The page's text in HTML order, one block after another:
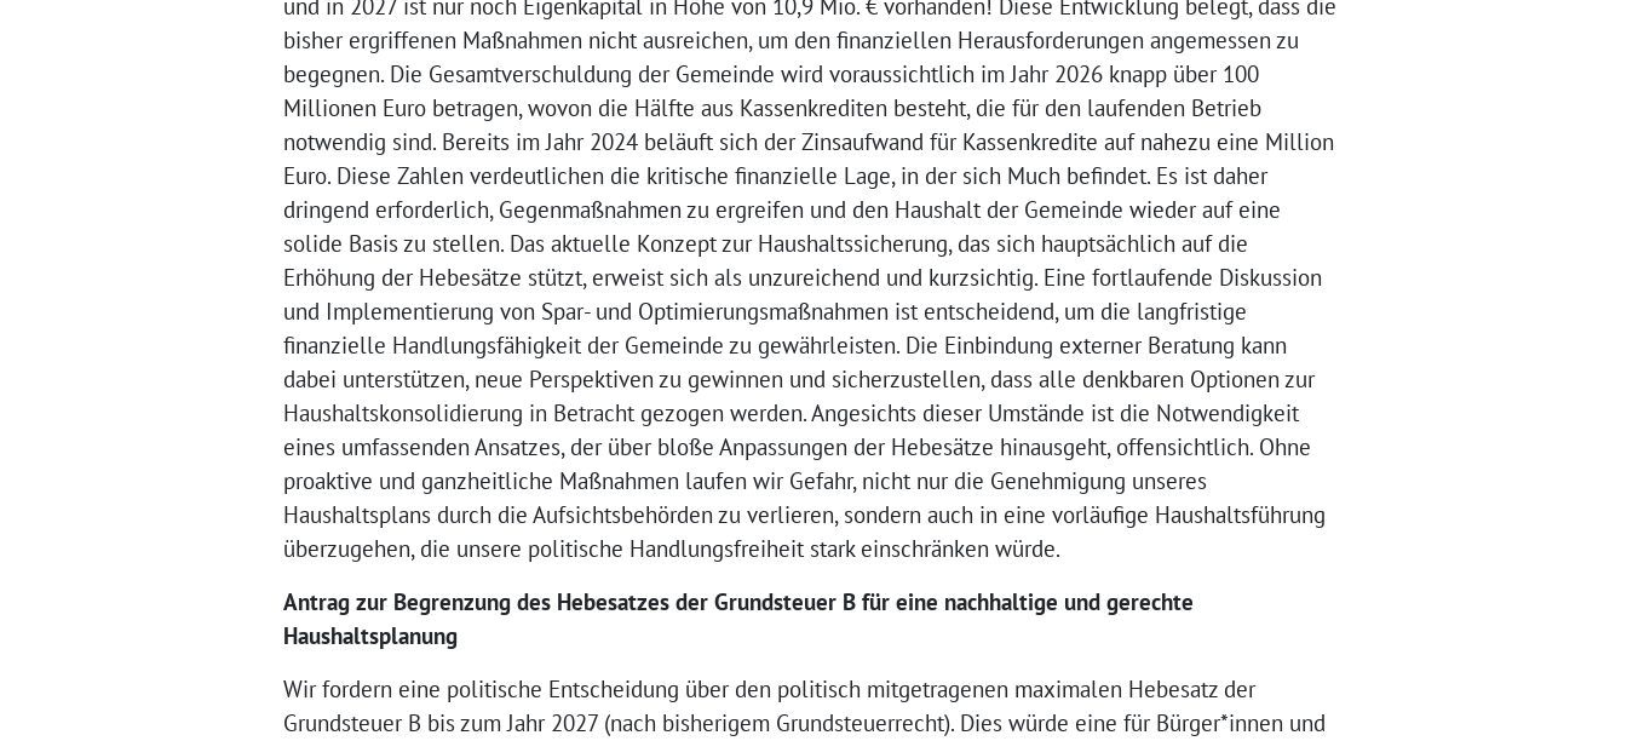
und in 2027 ist nur noch Eigenkapital in Höhe von 10,9 Mio. € vorhanden! Diese Entwicklung belegt, dass die
bisher ergriffenen Maßnahmen nicht ausreichen, um den finanziellen Herausforderungen angemessen zu
begegnen. Die Gesamtverschuldung der Gemeinde wird voraussichtlich im Jahr 2026 knapp über 100
Millionen Euro betragen, wovon die Hälfte aus Kassenkrediten besteht, die für den laufenden Betrieb
notwendig sind. Bereits im Jahr 2024 beläuft sich der Zinsaufwand für Kassenkredite auf nahezu eine Million
Euro. Diese Zahlen verdeutlichen die kritische finanzielle Lage, in der sich Much befindet. Es ist daher
dringend erforderlich, Gegenmaßnahmen zu ergreifen und den Haushalt der Gemeinde wieder auf eine
solide Basis zu stellen. Das aktuelle Konzept zur Haushaltssicherung, das sich hauptsächlich auf die
Erhöhung der Hebesätze stützt, erweist sich als unzureichend und kurzsichtig. Eine fortlaufende Diskussion
und Implementierung von Spar- und Optimierungsmaßnahmen ist entscheidend, um die langfristige
finanzielle Handlungsfähigkeit der Gemeinde zu gewährleisten. Die Einbindung externer Beratung kann
dabei unterstützen, neue Perspektiven zu gewinnen und sicherzustellen, dass alle denkbaren Optionen zur
Haushaltskonsolidierung in Betracht gezogen werden. Angesichts dieser Umstände ist die Notwendigkeit
eines umfassenden Ansatzes, der über bloße Anpassungen der Hebesätze hinausgeht, offensichtlich. Ohne
proaktive und ganzheitliche Maßnahmen laufen wir Gefahr, nicht nur die Genehmigung unseres
Haushaltsplans durch die Aufsichtsbehörden zu verlieren, sondern auch in eine vorläufige Haushaltsführung
überzugehen, die unsere politische Handlungsfreiheit stark einschränken würde.
Antrag zur Begrenzung des Hebesatzes der Grundsteuer B für eine nachhaltige und gerechte
Haushaltsplanung
Wir fordern eine politische Entscheidung über den politisch mitgetragenen maximalen Hebesatz der
Grundsteuer B bis zum Jahr 2027 (nach bisherigem Grundsteuerrecht). Dies würde eine für Bürger*innen und